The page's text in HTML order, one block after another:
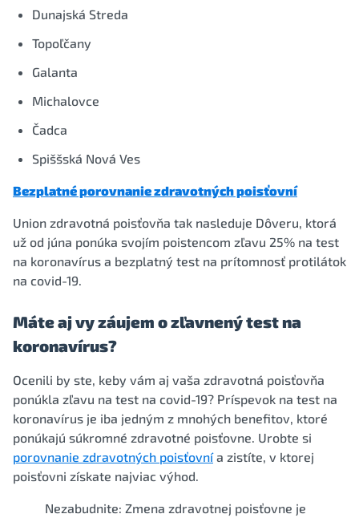
Dunajská Streda
Topoľčany
Galanta
Michalovce
Čadca
Spiššská Nová Ves
Bezplatné porovnanie zdravotných poisťovní
Union zdravotná poisťovňa tak nasleduje Dôveru, ktorá
už od júna ponúka svojím poistencom zľavu 25% na test
na koronavírus a bezplatný test na prítomnosť protilátok
na covid-19.
Máte aj vy záujem o zľavnený test na
koronavírus?
Ocenili by ste, keby vám aj vaša zdravotná poisťovňa
ponúkla zľavu na test na covid-19? Príspevok na test na
koronavírus je iba jedným z mnohých benefitov, ktoré
ponúkajú súkromné zdravotné poisťovne. Urobte si
porovnanie zdravotných poisťovnía zistíte, v ktorej
poisťovni získate najviac výhod.
Nezabudnite: Zmena zdravotnej poisťovne je